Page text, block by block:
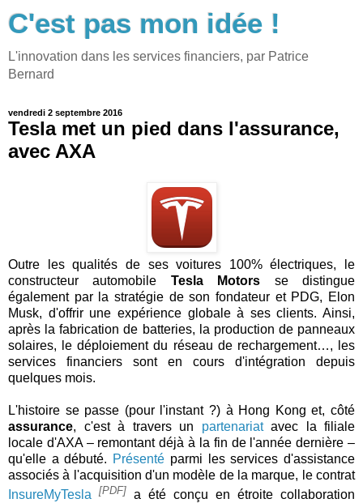
C'est pas mon idée !
L'innovation dans les services financiers, par Patrice
Bernard
vendredi 2 septembre 2016
Tesla met un pied dans l'assurance,
avec AXA
Outre les qualités de ses voitures 100% électriques, le
constructeur automobile Tesla Motors se distingue
également par la stratégie de son fondateur et PDG, Elon
Musk, d'offrir une expérience globale à ses clients. Ainsi,
après la fabrication de batteries, la production de panneaux
solaires, le déploiement du réseau de rechargement…, les
services financiers sont en cours d'intégration depuis
quelques mois.
L'histoire se passe (pour l'instant ?) à Hong Kong et, côté
assurance, c'est à travers un partenariatavec la filiale
locale d'AXA – remontant déjà à la fin de l'année dernière –
qu'elle a débuté. Présenté parmi les services d'assistance
associés à l'acquisition d'un modèle de la marque, le contrat
InsureMyTesla
[PDF] a été conçu en étroite collaboration